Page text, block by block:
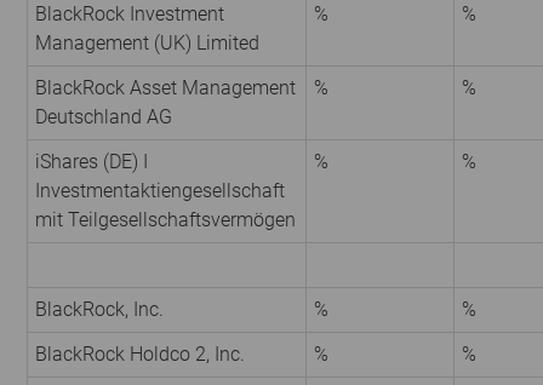
BlackRock Investment
Management (UK) Limited
% %
BlackRock Asset Management
Deutschland AG
% %
iShares (DE) I
Investmentaktiengesellschaft
mit Teilgesellschaftsvermögen
% %
BlackRock, Inc. %
%
BlackRock Holdco 2, Inc.
%
%